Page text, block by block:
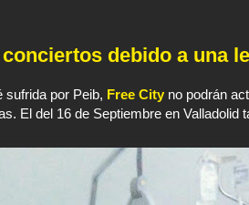
debido a una
sufrida por Peib, Free City no podrán
El del 16 de Septiembre en Valladolid